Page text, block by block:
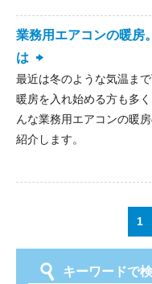
業務用エアコンの暖房
は
最近は冬のような気温ま
暖房を入れ始める方も多
んな業務用エアコンの暖
紹介します。
1
キーワードで